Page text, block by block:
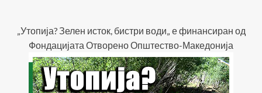
„Утопија? Зелен исток, бистри води„ е финансиран од
Фондацијата Отворено Општество-Македонија